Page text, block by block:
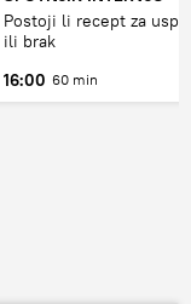
Postoji li recept za
ili brak
16:00 60 min